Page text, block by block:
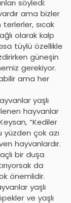
söyledi:
ama bizler
sıcak
olarak kalp
tüylü özellikle
güneşin
gerekiyor.
ama her
yaşlı
hayvanlar
“Kediler
çok azı
hayvanlardır.
bir duşa
da
önemlidir.
yaşlı
ve yaşlı